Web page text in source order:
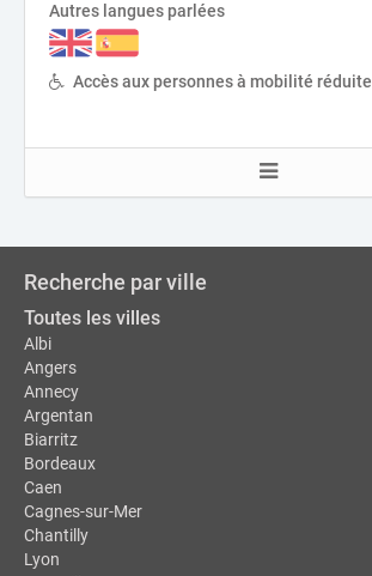
Autres langues parlées
Accès aux personnes à mobilité réduite
Recherche par ville
Toutes les villes
Albi
Angers
Annecy
Argentan
Biarritz
Bordeaux
Caen
Cagnes-sur-Mer
Chantilly
Lyon